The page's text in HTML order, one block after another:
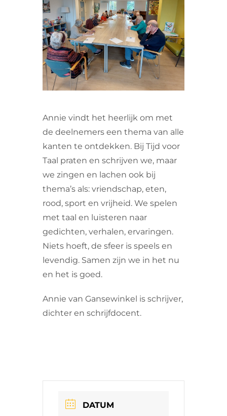
ORGANISATIE
VRIJWILLIGERS & STAGIAIRES
Annie vindt het heerlijk om met
de deelnemers een thema van alle
kanten te ontdekken. Bij Tijd voor
Taal praten en schrijven we, maar
we zingen en lachen ook bij
thema’s als: vriendschap, eten,
rood, sport en vrijheid. We spelen
met taal en luisteren naar
gedichten, verhalen, ervaringen.
Niets hoeft, de sfeer is speels en
levendig. Samen zijn we in het nu
en het is goed.
Annie van Gansewinkel is schrijver,
dichter en schrijfdocent.
DATUM